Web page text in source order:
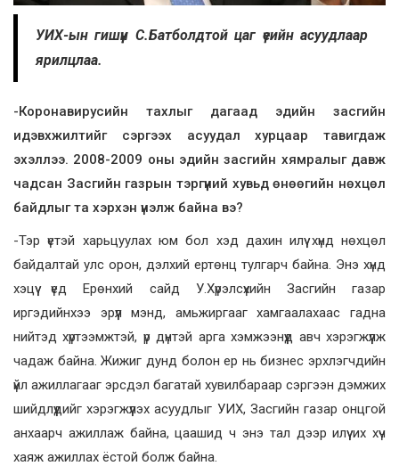
УИХ-ын гишүүн С.Батболдтой цаг үеийн асуудлаар
ярилцлаа.
-Коронавирусийн тахлыг дагаад эдийн засгийн
идэвхжилтийг сэргээх асуудал хурцаар тавигдаж
эхэллээ. 2008-2009 оны эдийн засгийн хямралыг давж
чадсан Засгийн газрын тэргүүний хувьд өнөөгийн нөхцөл
байдлыг та хэрхэн үнэлж байна вэ?
-Тэр үетэй харьцуулах юм бол хэд дахин илүү хүнд нөхцөл
байдалтай улс орон, дэлхий ертөнц тулгарч байна. Энэ хүнд
хэцүү үед Ерөнхий сайд У.Хүрэлсүхийн Засгийн газар
иргэдийнхээ эрүүл мэнд, амьжиргааг хамгаалахаас гадна
нийтэд хүртээмжтэй, үр дүнтэй арга хэмжээнүүд авч хэрэгжүүлж
чадаж байна. Жижиг дунд болон ер нь бизнес эрхлэгчдийн
үйл ажиллагааг эрсдэл багатай хувилбараар сэргээн дэмжих
шийдлүүдийг хэрэгжүүлэх асуудлыг УИХ, Засгийн газар онцгой
анхаарч ажиллаж байна, цаашид ч энэ тал дээр илүү их хүч
хаяж ажиллах ёстой болж байна.